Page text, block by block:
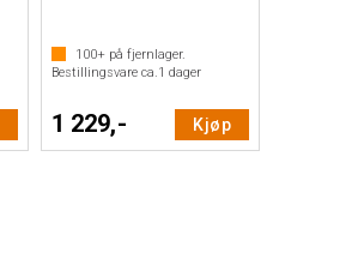
100+på fjernlager.
Bestillingsvare ca.1 dager
1 229,- Kjøp